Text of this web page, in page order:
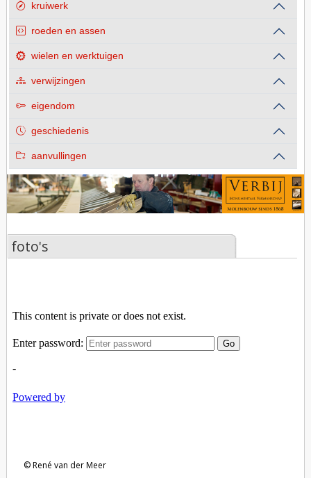
kruiwerk
roeden en assen
wielen en werktuigen
verwijzingen
eigendom
geschiedenis
aanvullingen
foto's
René van der Meer